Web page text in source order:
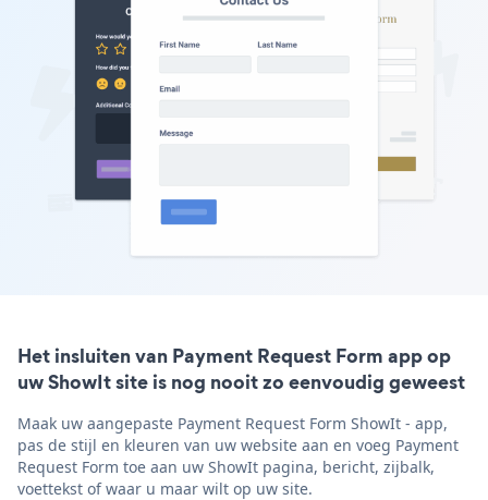
Het insluiten van Payment Request Form app op
uw ShowIt site is nog nooit zo eenvoudig geweest
Maak uw aangepaste Payment Request Form ShowIt - app,
pas de stijl en kleuren van uw website aan en voeg Payment
Request Form toe aan uw ShowIt pagina, bericht, zijbalk,
voettekst of waar u maar wilt op uw site.